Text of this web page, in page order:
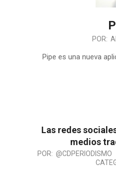
POR:
Pipe es una nueva
Las redes
medios
POR: @CDPERIODISMO